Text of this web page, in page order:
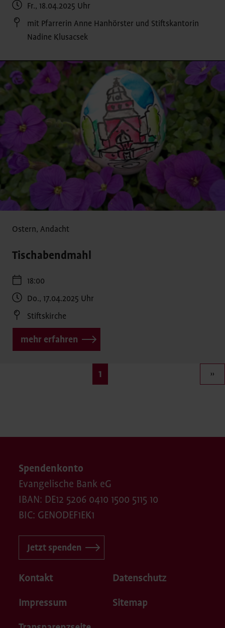
Fr., 18.04.2025 Uhr
mit Pfarrerin Anne Hanhörster und Stiftskantorin
Nadine Klusacsek
Ostern, Andacht
Tischabendmahl
18:00
Do., 17.04.2025 Uhr
Stiftskirche
mehr erfahren
Aktuelle
1 ››
Kontakt Datenschutz
Impressum Sitemap
Spendenkonto
Evangelische Bank eG
IBAN: DE12 5206 0410 1500 5115 10
BIC: GENODEF1EK1
Jetzt spenden